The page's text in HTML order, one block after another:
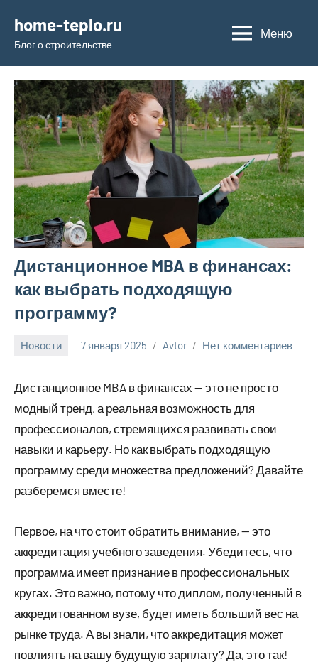
содержимому
home-teplo.ru
Блог о строительстве
Меню
Дистанционное MBA в финансах:
как выбрать подходящую
программу?
Новости 7 января 2025 Avtor Нет комментариев
Дистанционное MBA в финансах — это не просто
модный тренд, а реальная возможность для
профессионалов, стремящихся развивать свои
навыки и карьеру. Но как выбрать подходящую
программу среди множества предложений? Давайте
разберемся вместе!
Первое, на что стоит обратить внимание, — это
аккредитация учебного заведения. Убедитесь, что
программа имеет признание в профессиональных
кругах. Это важно, потому что диплом, полученный в
аккредитованном вузе, будет иметь больший вес на
рынке труда. А вы знали, что аккредитация может
повлиять на вашу будущую зарплату? Да, это так!